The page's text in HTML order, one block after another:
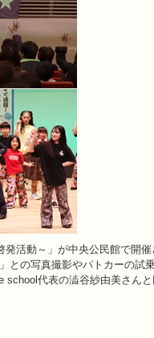
活動～」が中央公民館で開
との写真撮影やパトカーの試
代表の澁谷紗由美さん